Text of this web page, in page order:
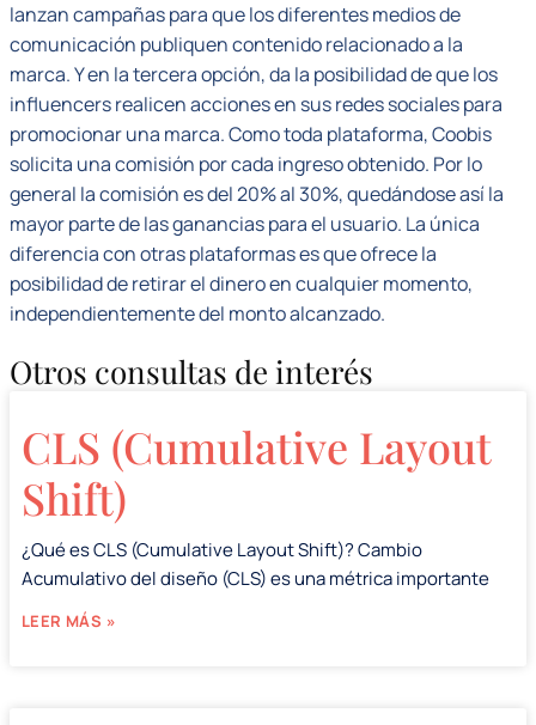
lanzan campañas para que los diferentes medios de
comunicación publiquen contenido relacionado a la
marca. Y en la tercera opción, da la posibilidad de que los
influencers realicen acciones en sus redes sociales para
promocionar una marca. Como toda plataforma, Coobis
solicita una comisión por cada ingreso obtenido. Por lo
general la comisión es del 20% al 30%, quedándose así la
mayor parte de las ganancias para el usuario. La única
diferencia con otras plataformas es que ofrece la
posibilidad de retirar el dinero en cualquier momento,
independientemente del monto alcanzado.
Otros consultas de interés
CLS (Cumulative Layout
Shift)
¿Qué es CLS (Cumulative Layout Shift)? Cambio
Acumulativo del diseño (CLS) es una métrica importante
LEER MÁS »